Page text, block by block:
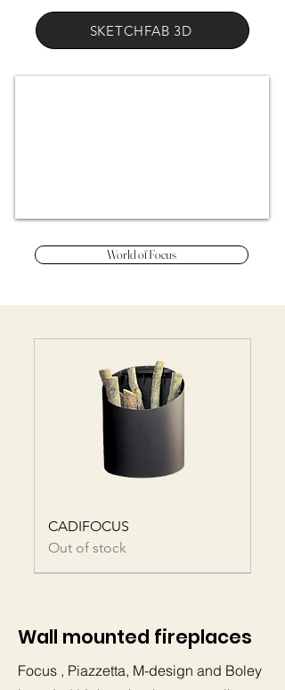
SKETCHFAB 3D
World of Focus
CADIFOCUS
Out of stock
Wall mounted fireplaces
Focus , Piazzetta, M-design and Boley